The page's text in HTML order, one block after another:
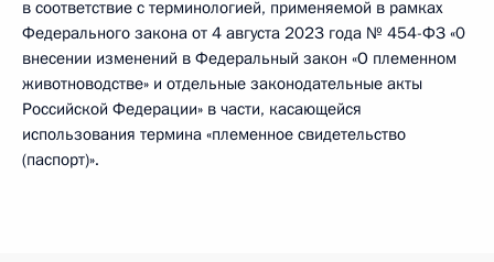
в соответствие с терминологией, применяемой в рамках
Федерального закона от 4 августа 2023 года № 454-ФЗ «0
внесении изменений в Федеральный закон «О племенном
животноводстве» и отдельные законодательные акты
Российской Федерации» в части, касающейся
использования термина «племенное свидетельство
(паспорт)».